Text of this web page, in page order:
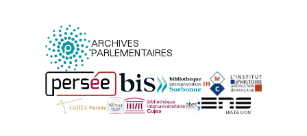
ARCHIVES
PARLEMENTAIRES